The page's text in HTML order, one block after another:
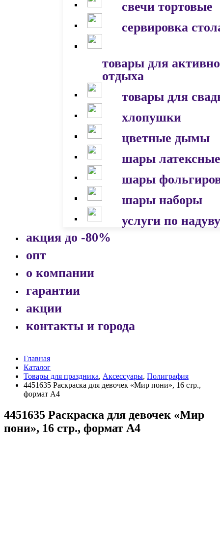
свечи тортовые
сервировка
товары для
отдыха
товары для
хлопушки
цветные дымы
шары латексные
шары
шары наборы
услуги по надуву
акция до -80%
опт
о компании
гарантии
акции
контакты и города
Главная
Каталог
Товары для праздника, Аксессуары, Полиграфия
4451635 Раскраска для девочек «Мир пони», 16 стр.,
формат А4
4451635 Раскраска для девочек «Мир
пони», 16 стр., формат А4